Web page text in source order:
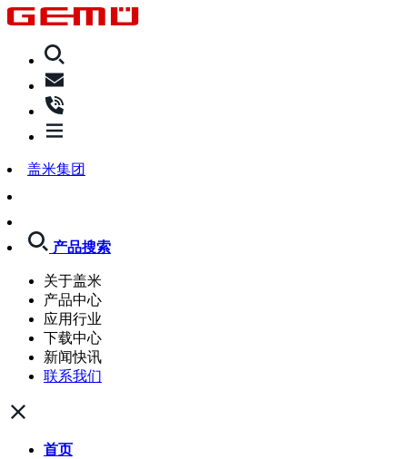
盖米集团
产品搜索
关于盖米
产品中心
应用行业
下载中心
新闻快讯
联系我们
首页